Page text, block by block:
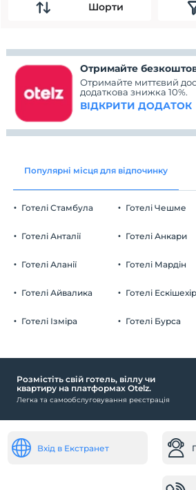
Шорти
Отримайте
Отримайте миттєвий
додаткова знижка 10%.
ВІДКРИТИ ДОДАТОК
Популярні місця для відпочинку
Готелі Стамбула
Готелі Анталії
Готелі Аланії
Готелі Айвалика
Готелі Ізміра
Готелі Чешме
Готелі Анкари
Готелі Мардін
Готелі Ескішехір
Готелі Бурса
Розмістіть свій готель, віллу чи
квартиру на платформах Otelz.
Легка та самообслуговування реєстрація
Вхід в Екстранет